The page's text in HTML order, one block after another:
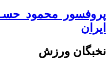
پروفسور محمود
ایران
نخبگان ورزش